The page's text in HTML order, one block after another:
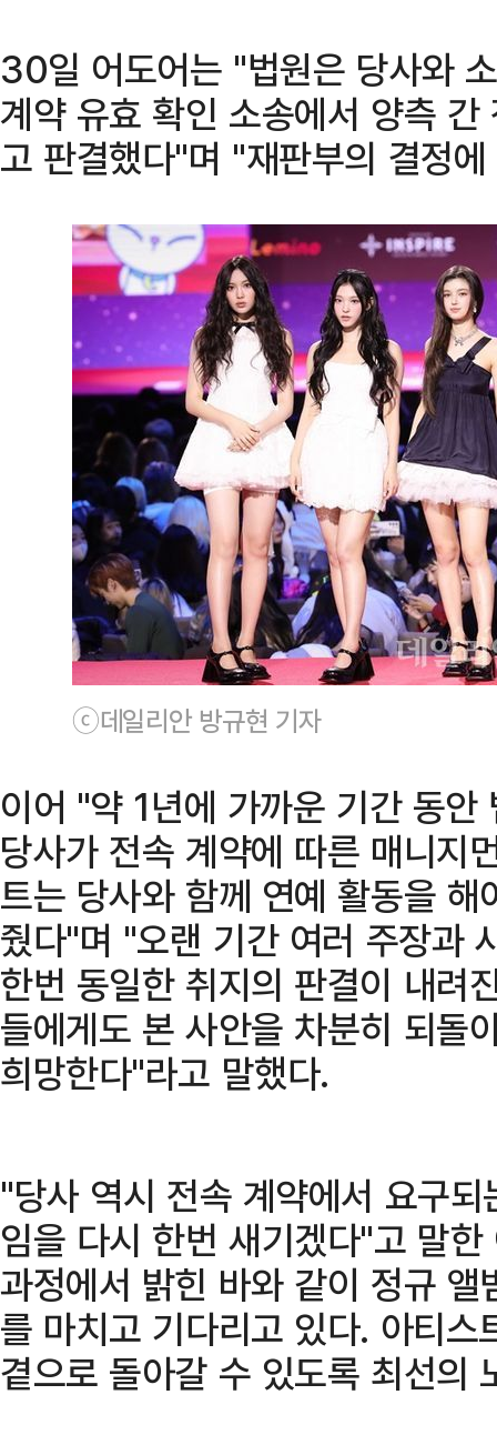
30일 어도어는 "법원은 당사와
계약 유효 확인 소송에서 양측
고 판결했다"며 "재판부의 결정
ⓒ데일리안 방규현 기자
이어 "약 1년에 가까운 기간 동
당사가 전속 계약에 따른 매니지
트는 당사와 함께 연예 활동을
줬다"며 "오랜 기간 여러 주장과
한번 동일한 취지의 판결이 내려
들에게도 본 사안을 차분히 되돌
희망한다"라고 말했다.
"당사 역시 전속 계약에서 요구
임을 다시 한번 새기겠다"고 말
과정에서 밝힌 바와 같이 정규
를 마치고 기다리고 있다. 아티
곁으로 돌아갈 수 있도록 최선의